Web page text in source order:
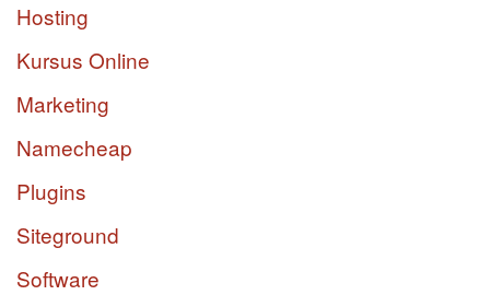
Hosting
Kursus Online
Marketing
Namecheap
Plugins
Siteground
Software